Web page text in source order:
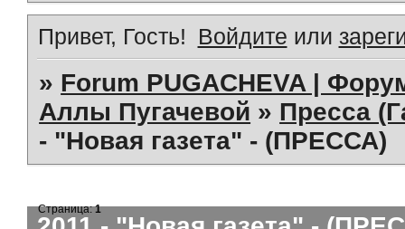
Привет, Гость! Войдите или
» Forum PUGACHEVA |
Аллы Пугачевой » Пресса
- "Новая газета" - (ПРЕССА)
Страница:1